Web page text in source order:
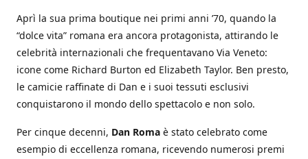
Aprì la sua prima boutique nei primi anni ’70, quando la
“dolce vita” romana era ancora protagonista, attirando le
celebrità internazionali che frequentavano Via Veneto:
icone come Richard Burton ed Elizabeth Taylor. Ben presto,
le camicie raffinate di Dan e i suoi tessuti esclusivi
conquistarono il mondo dello spettacolo e non solo.
Per cinque decenni, Dan Roma è stato celebrato come
esempio di eccellenza romana, ricevendo numerosi premi